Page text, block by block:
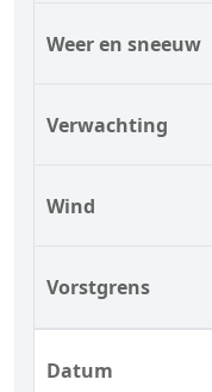
Weer en sneeuw
Verwachting
Wind
Vorstgrens
Datum